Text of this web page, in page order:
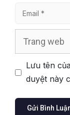
Email
Lưu tên
duyệt này